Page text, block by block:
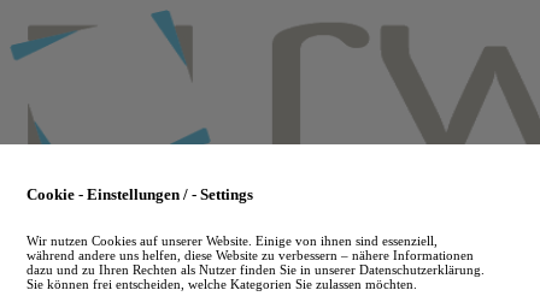
to
main
Cookie - Einstellungen / - Settings
Wir nutzen Cookies auf unserer Website. Einige von ihnen sind essenziell,
während andere uns helfen, diese Website zu verbessern – nähere Informationen
dazu und zu Ihren Rechten als Nutzer finden Sie in unserer Datenschutzerklärung.
Sie können frei entscheiden, welche Kategorien Sie zulassen möchten.